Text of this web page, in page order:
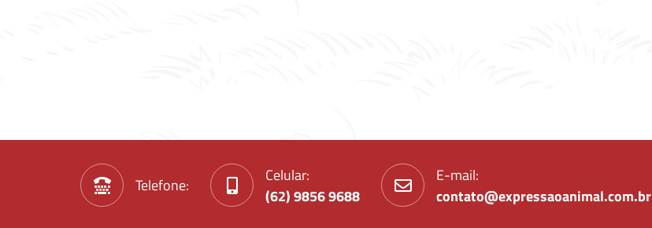
Telefone:
Celular:
(62) 9856 9688
E-mail:
contato@expressaoanimal.com.br